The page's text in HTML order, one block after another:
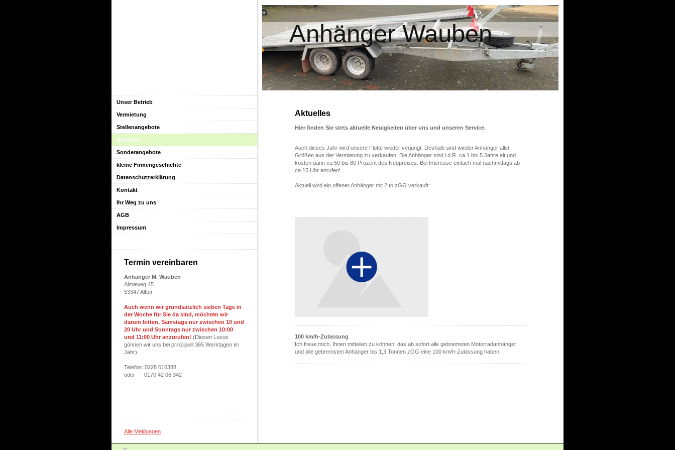
Anhänger Wauben
Aktuelles
Hier finden Sie stets aktuelle Neuigkeiten über uns und unseren Service.
Auch dieses Jahr wird unsere Flotte wieder verjüngt. Deshalb sind wieder Anhänger aller
Größen aus der Vermietung zu verkaufen. Die Anhänger sind i.d.R. ca 1 bis 5 Jahre alt und
kosten dann ca 50 bis 80 Prozent des Neupreises. Bei Interesse einfach mal nachmittags ab
ca 15 Uhr anrufen!
Aktuell wird ein offener Anhänger mit 2 to zGG verkauft:
100 km/h-Zulassung
Ich freue mich, Ihnen mitteilen zu können, das ab sofort alle gebremsten Motorradanhänger
und alle gebremsten Anhänger bis 1,3 Tonnen zGG eine 100 km/h-Zulassung haben.
Unser Betrieb
Vermietung
Stellenangebote
Aktuelles
Sonderangebote
kleine Firmengeschichte
Datenschutzerklärung
Kontakt
Ihr Weg zu uns
AGB
Impressum
Termin vereinbaren
Anhänger M. Wauben
Almaweg 45
53347 Alfter
Auch wenn wir grundsätzlich sieben Tage in
der Woche für Sie da sind, möchten wir
darum bitten, Samstags nur zwischen 10 und
20 Uhr und Sonntags nur zwischen 10:00
und 11:00 Uhr anzurufen! (Diesen Luxus
gönnen wir uns bei prinzipiell 365 Werktagen im
Jahr)
Telefon: 0228 616388
oder 0170 42 06 342
Alle Meldungen